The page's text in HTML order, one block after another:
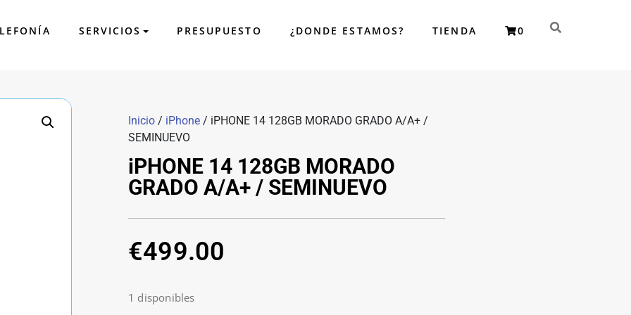
SERVICIOS PRESUPUESTO ¿DONDE ESTAMOS? TIENDA 0
Inicio / iPhone / iPHONE 14 128GB MORADO GRADO A/A+ /
SEMINUEVO
iPHONE 14 128GB MORADO
GRADO A/A+ / SEMINUEVO
€499.00
1 disponibles